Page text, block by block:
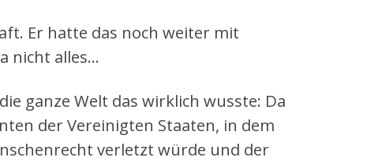
Er hatte das noch weiter mit
nicht alles…
ganze Welt das wirklich wusste: Da
der Vereinigten Staaten, in dem
verletzt würde und der